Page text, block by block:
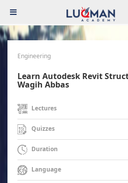
Engineering
Learn Autodesk Revit
Wagih Abbas
Lectures
Quizzes
Duration
Language